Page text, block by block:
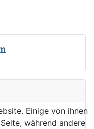
Einige von ihnen
während andere